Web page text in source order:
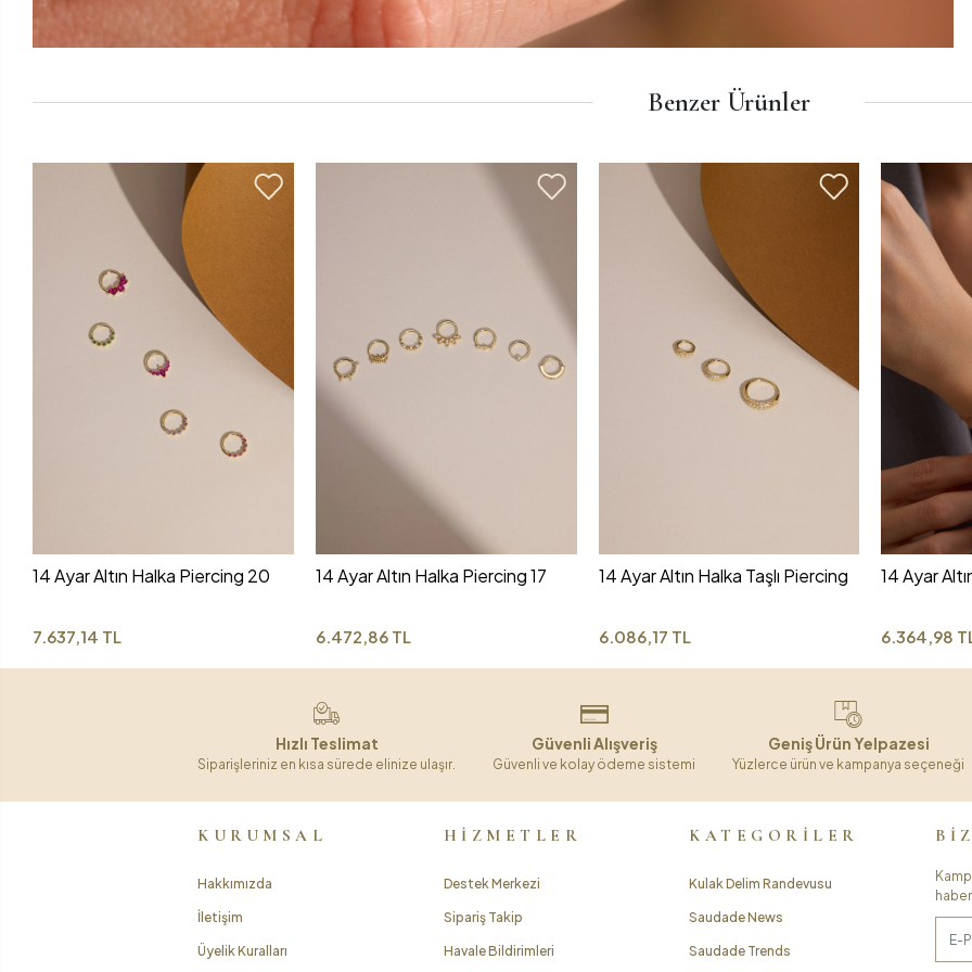
Benzer Ürünler
14 Ayar Altın Halka Piercing 20
7.637,14 TL
14 Ayar Altın Halka Piercing 17
6.472,86 TL
14 Ayar Altın Halka Taşlı Piercing
6.086,17 TL
14 Ayar
6.364,98
Hızlı Teslimat
Siparişleriniz en kısa sürede elinize ulaşır.
Güvenli Alışveriş
Güvenli ve kolay ödeme sistemi
Geniş Ürün Yelpazesi
Yüzlerce ürün ve kampanya seçeneği
KURUMSAL
Hakkımızda
İletişim
Üyelik Kuralları
HİZMETLER
Destek Merkezi
Sipariş Takip
Havale Bildirimleri
KATEGORİLER
Kulak Delim Randevusu
Saudade News
Saudade Trends